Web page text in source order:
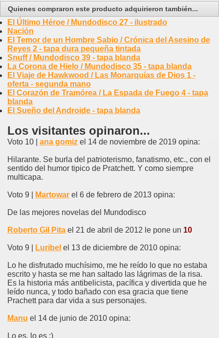
Quienes compraron este producto adquirieron también...
El Último Héroe / Mundodisco 27 - ilustrado
Nación
El Temor de un Hombre Sabio / Crónica del Asesino de
Reyes 2 - tapa dura pequeña tintada
Snuff / Mundodisco 39 - tapa blanda
La Corona de Hielo / Mundodisco 35 - tapa blanda
El Viaje de Hawkwood / Las Monarquías de Dios 1 -
oferta - segunda mano
El Corazón de Tramórea / La Espada de Fuego 4 - tapa
blanda
El Sueño del Androide - tapa blanda
Los visitantes opinaron...
Voto 10 | ana gomiz el 14 de noviembre de 2019 opina:
Hilarante. Se burla del patrioterismo, fanatismo, etc., con el
sentido del humor tipico de Pratchett. Y como siempre
multicapa.
Voto 9 | Martowar el 6 de febrero de 2013 opina:
De las mejores novelas del Mundodisco
Roberto Gil Pita el 21 de abril de 2012 le pone un 10
Voto 9 | Luribel el 13 de diciembre de 2010 opina:
Lo he disfrutado muchísimo, me he reído lo que no estaba
escrito y hasta se me han saltado las lágrimas de la risa.
Es la historia más antibelicista, pacífica y divertida que he
leído nunca, y todo bañado con esa gracia que tiene
Prachett para dar vida a sus personajes.
Manu el 14 de junio de 2010 opina:
Lo es, lo es :)